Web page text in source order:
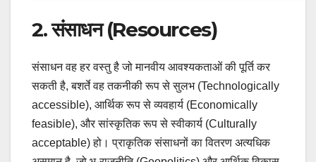
2. संसाधन (Resources)
संसाधन वह हर वस्तु है जो मानवीय आवश्यकताओं की पूर्ति कर
सकती है, बशर्ते वह तकनीकी रूप से सुलभ (Technologically
accessible), आर्थिक रूप से व्यवहार्य (Economically
feasible), और सांस्कृतिक रूप से स्वीकार्य (Culturally
acceptable) हो। प्राकृतिक संसाधनों का वितरण अत्यधिक